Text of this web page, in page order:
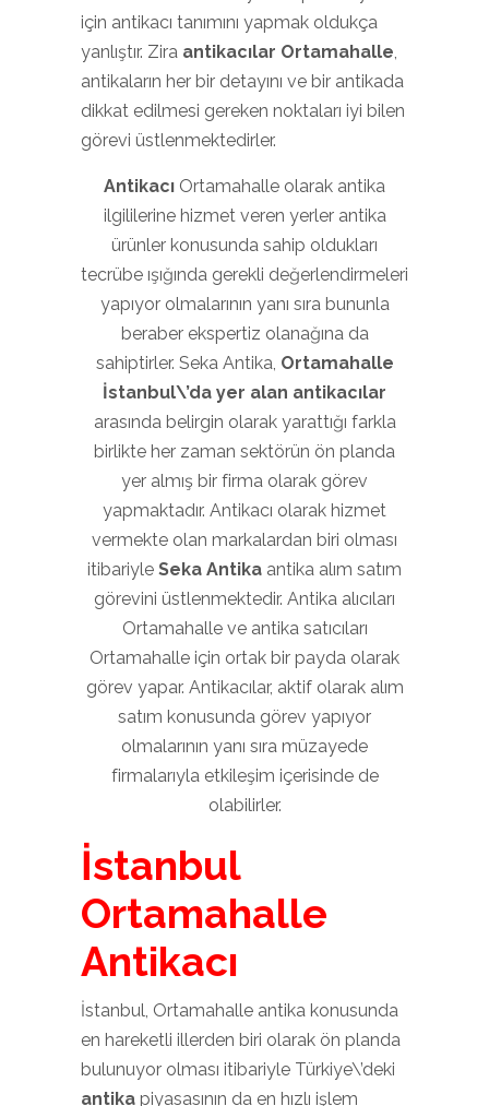
için antikacı tanımını yapmak oldukça
yanlıştır. Zira antikacılar Ortamahalle,
antikaların her bir detayını ve bir antikada
dikkat edilmesi gereken noktaları iyi bilen
görevi üstlenmektedirler.
Antikacı Ortamahalle olarak antika
ilgililerine hizmet veren yerler antika
ürünler konusunda sahip oldukları
tecrübe ışığında gerekli değerlendirmeleri
yapıyor olmalarının yanı sıra bununla
beraber ekspertiz olanağına da
sahiptirler. Seka Antika, Ortamahalle
İstanbul\’da yer alan antikacılar
arasında belirgin olarak yarattığı farkla
birlikte her zaman sektörün ön planda
yer almış bir firma olarak görev
yapmaktadır. Antikacı olarak hizmet
vermekte olan markalardan biri olması
itibariyle Seka Antika antika alım satım
görevini üstlenmektedir. Antika alıcıları
Ortamahalle ve antika satıcıları
Ortamahalle için ortak bir payda olarak
görev yapar. Antikacılar, aktif olarak alım
satım konusunda görev yapıyor
olmalarının yanı sıra müzayede
firmalarıyla etkileşim içerisinde de
olabilirler.
İstanbul
Ortamahalle
Antikacı
İstanbul, Ortamahalle antika konusunda
en hareketli illerden biri olarak ön planda
bulunuyor olması itibariyle Türkiye\’deki
antika piyasasının da en hızlı işlem